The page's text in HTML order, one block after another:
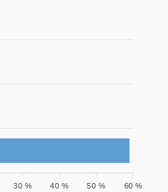
60 %
50 %
40 %
30 %